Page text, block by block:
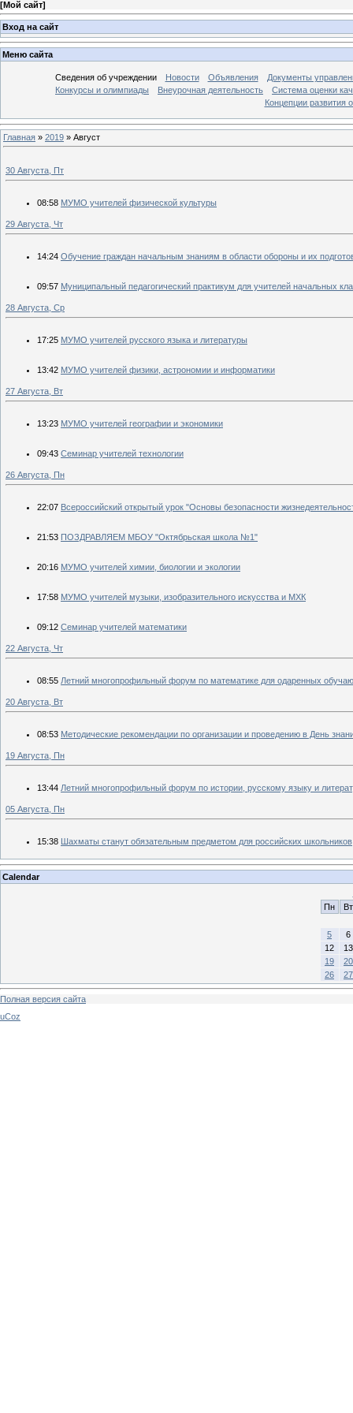
[Мой сайт]
Вход на сайт
Меню сайта
Сведения об учреждении Новости Объявления
Документы
Конкурсы и олимпиады
Внеурочная деятельность
Система оценки
Концепции развития
Главная » 2019 » Август
30 Августа, Пт
08:58 МУМО учителей физической культуры
29 Августа, Чт
14:24 Обучение граждан начальным знаниям в области обороны и их
09:57 Муниципальный педагогический практикум для учителей начальных
28 Августа, Ср
17:25 МУМО учителей русского языка и литературы
13:42 МУМО учителей физики, астрономии и информатики
27 Августа, Вт
13:23 МУМО учителей географии и экономики
09:43 Семинар учителей технологии
26 Августа, Пн
22:07 Всероссийский открытый урок "Основы безопасности
21:53 ПОЗДРАВЛЯЕМ МБОУ "Октябрьская школа №1"
20:16 МУМО учителей химии, биологии и экологии
17:58 МУМО учителей музыки, изобразительного искусства и МХК
09:12 Семинар учителей математики
22 Августа, Чт
08:55 Летний многопрофильный форум по математике для одаренных
20 Августа, Вт
08:53 Методические рекомендации по организации и проведению в День
19 Августа, Пн
13:44 Летний многопрофильный форум по истории, русскому языку и
05 Августа, Пн
15:38 Шахматы станут обязательным предметом для российских школьников
Calendar
Пн
Вт
5
6
12
13
19
20
26
27
Полная версия сайта
uCoz